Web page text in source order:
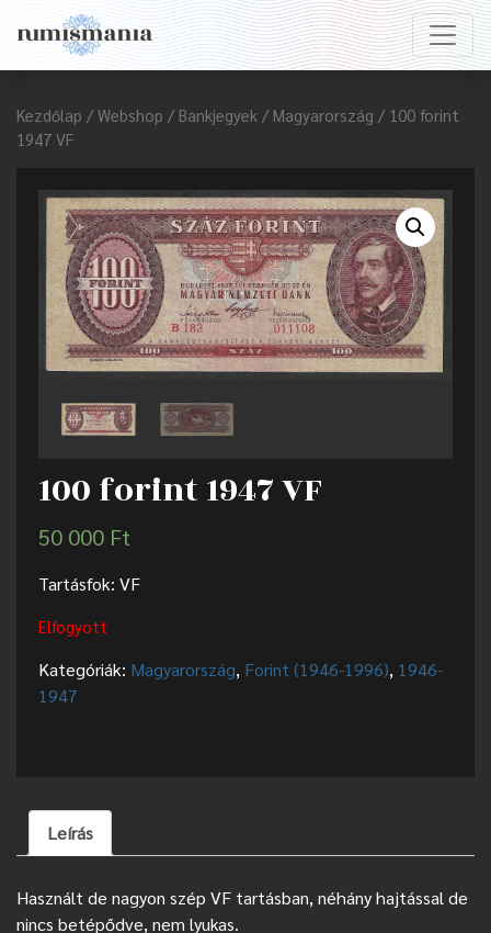
Kezdőlap / Webshop / Bankjegyek / Magyarország / 100 forint
1947 VF
100 forint 1947 VF
50 000 Ft
Tartásfok: VF
Elfogyott
Kategóriák: Magyarország, Forint (1946-1996), 1946-
1947
Leírás
Használt de nagyon szép VF tartásban, néhány hajtással de
nincs betépődve, nem lyukas.